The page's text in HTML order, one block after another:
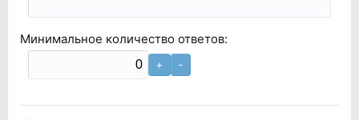
Минимальное количество ответов: